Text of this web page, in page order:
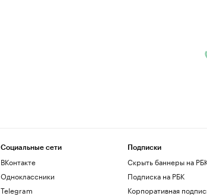
Социальные сети
ВКонтакте
Одноклассники
Telegram
Подписки
Скрыть баннеры на
Подписка на РБК
Корпоративная